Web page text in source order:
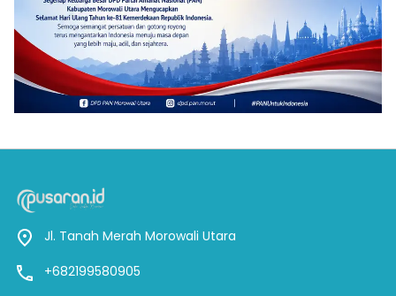
Jl. Tanah Merah Morowali Utara
+682199580905